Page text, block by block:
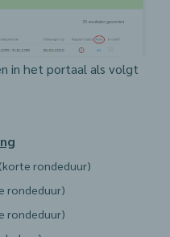
in het portaal als volgt
rondeduur)
rondeduur)
rondeduur)